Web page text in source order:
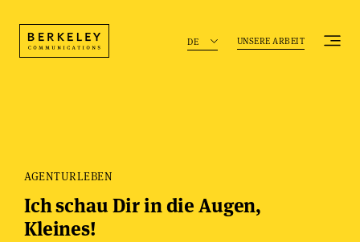
UNSERE ARBEIT
DE
AGENTURLEBEN
Ich schau Dir in die Augen,
Kleines!